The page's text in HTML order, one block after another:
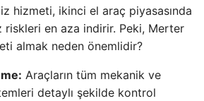
hizmeti, ikinci el araç piyasasında
riskleri en aza indirir. Peki, Merter
almak neden önemlidir?
Araçların tüm mekanik ve
detaylı şekilde kontrol